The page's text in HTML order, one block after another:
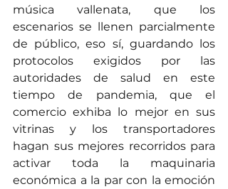
música vallenata, que los
escenarios se llenen parcialmente
de público, eso sí, guardando los
protocolos exigidos por las
autoridades de salud en este
tiempo de pandemia, que el
comercio exhiba lo mejor en sus
vitrinas y los transportadores
hagan sus mejores recorridos para
activar toda la maquinaria
económica a la par con la emoción